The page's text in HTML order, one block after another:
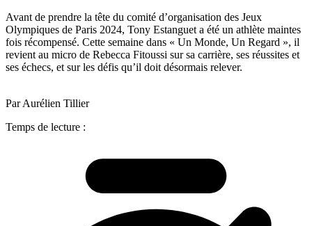
Avant de prendre la tête du comité d’organisation des Jeux
Olympiques de Paris 2024, Tony Estanguet a été un athlète maintes
fois récompensé. Cette semaine dans « Un Monde, Un Regard », il
revient au micro de Rebecca Fitoussi sur sa carrière, ses réussites et
ses échecs, et sur les défis qu’il doit désormais relever.
Par Aurélien Tillier
Temps de lecture :